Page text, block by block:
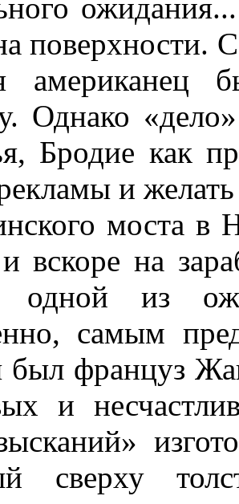
американец
Однако
Бродие как
и
моста в
вскоре на
из
самым
был француз
и
сверху